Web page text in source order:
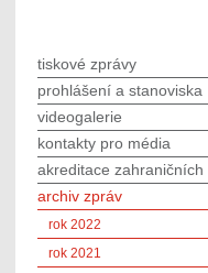
tiskové zprávy
prohlášení a stanoviska
videogalerie
kontakty pro média
akreditace zahraničních
archiv zpráv
rok 2022
rok 2021